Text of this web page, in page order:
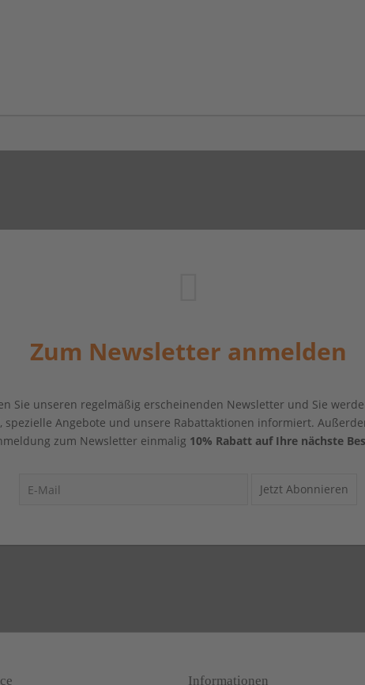
Zum Newsletter anmelden
Sie unseren regelmäßig erscheinenden Newsletter und Sie
spezielle Angebote und unsere Rabattaktionen informiert.
zum Newsletter einmalig 10% Rabatt auf Ihre nächste
Jetzt Abonnieren
Informationen